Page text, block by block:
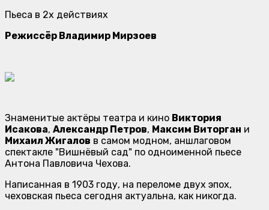
Пьеса в 2х действиях
Режиссёр Владимир Мирзоев
Знаменитые актёры театра и кино Виктория
Исакова, Александр Петров, Максим Виторган и
Михаил Жигалов в самом модном, аншлаговом
спектакле "Вишнёвый сад" по одноименной пьесе
Антона Павловича Чехова.
Написанная в 1903 году, на переломе двух эпох,
чеховская пьеса сегодня актуальна, как никогда.